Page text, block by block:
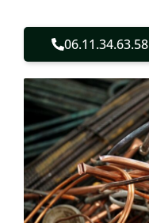
06.11.34.63.58